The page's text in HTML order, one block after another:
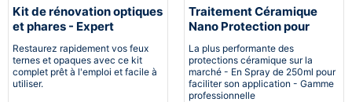
Kit de rénovation optiques
et phares - Expert
Restaurez rapidement vos feux
ternes et opaques avec ce kit
complet prêt à l'emploi et facile à
utiliser.
Traitement Céramique
Nano Protection pour
La plus performante des
protections céramique sur la
marché - En Spray de 250ml pour
faciliter son application - Gamme
professionnelle